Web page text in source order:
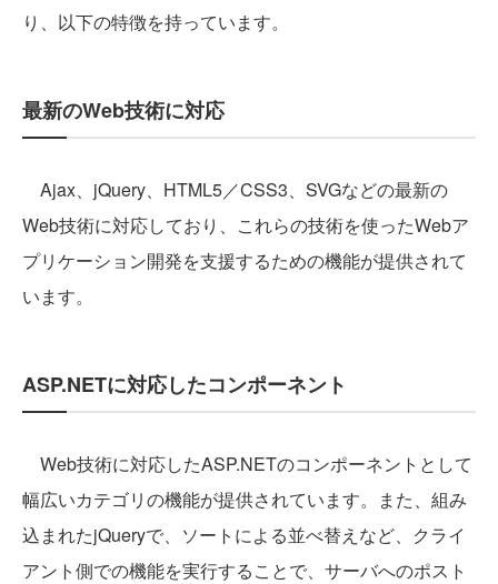
り、以下の特徴を持っています。
最新のWeb技術に対応
Ajax、jQuery、HTML5／CSS3、SVGなどの最新の
Web技術に対応しており、これらの技術を使ったWebア
プリケーション開発を支援するための機能が提供されて
います。
ASP.NETに対応したコンポーネント
Web技術に対応したASP.NETのコンポーネントとして
幅広いカテゴリの機能が提供されています。また、組み
込まれたjQueryで、ソートによる並べ替えなど、クライ
アント側での機能を実行することで、サーバへのポスト